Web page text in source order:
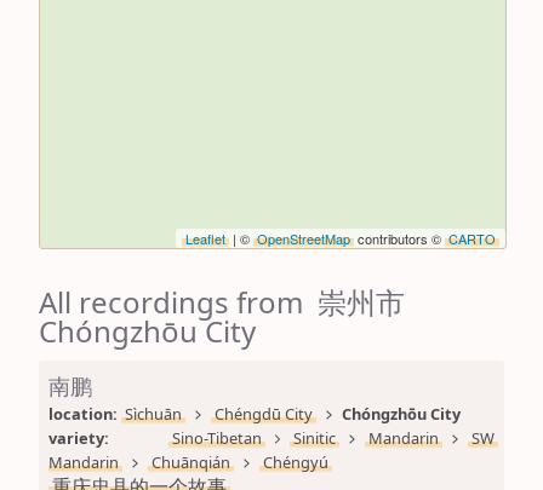
Leaflet | © OpenStreetMap contributors © CARTO
All recordings from 崇州市
Chóngzhōu City
南鹏
location: Sìchuān Chéngdū City
Chóngzhōu City
variety:
Sino-Tibetan Sinitic Mandarin
SW
Mandarin
Chuānqián Chéngyú